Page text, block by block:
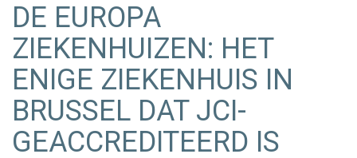
DE EUROPA
ZIEKENHUIZEN: HET
ENIGE ZIEKENHUIS IN
BRUSSEL DAT JCI-
GEACCREDITEERD IS